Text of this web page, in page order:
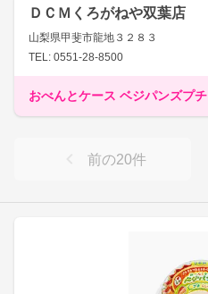
ＤＣＭくろがねや双葉店
山梨県甲斐市龍地３２８３
TEL: 0551-28-8500
おべんとケース ベジパンズプチ
前の20件